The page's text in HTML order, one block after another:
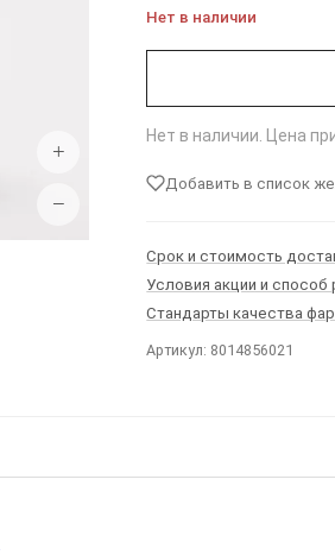
+
−
Нет в наличии
Нет в наличии. Цена
Добавить в список
Срок и стоимость
Условия акции и способ
Стандарты качества
Артикул: 8014856021